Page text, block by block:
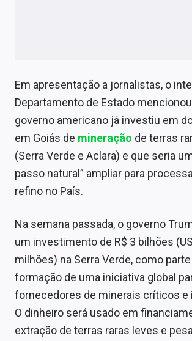
Em apresentação a jornalistas, o
Departamento de Estado
governo americano já investiu em
em Goiás de mineração de terras
(Serra Verde e Aclara) e que seria
passo natural” ampliar para
refino no País.
Na semana passada, o governo
um investimento de R$ 3 bilhões
milhões) na Serra Verde, como
formação de uma iniciativa global
fornecedores de minerais críticos e
O dinheiro será usado em
extração de terras raras leves e